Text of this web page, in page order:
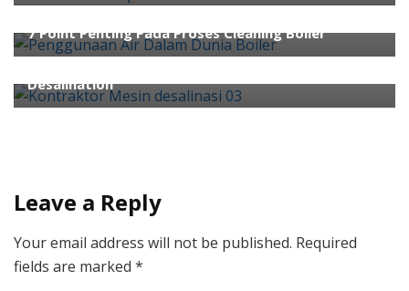
7 Point Penting Pada Proses Cleaning Boiler
ahli air
Desalination
Leave a Reply
Your email address will not be published. Required
fields are marked *